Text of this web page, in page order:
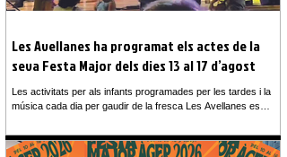
Les Avellanes ha programat els actes de la
seva Festa Major dels dies 13 al 17 d’agost
Les activitats per als infants programades per les tardes i la
música cada dia per gaudir de la fresca Les Avellanes es
17 d’agost amb un programa variat que combina tradició,
cultura, música i activitats per a totes les edats. Durant cinc